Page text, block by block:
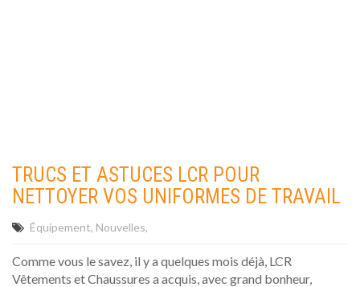
TRUCS ET ASTUCES LCR POUR
NETTOYER VOS UNIFORMES DE TRAVAIL
Équipement Nouvelles
Comme vous le savez, il y a quelques mois déjà, LCR
Vêtements et Chaussures a acquis, avec grand bonheur,